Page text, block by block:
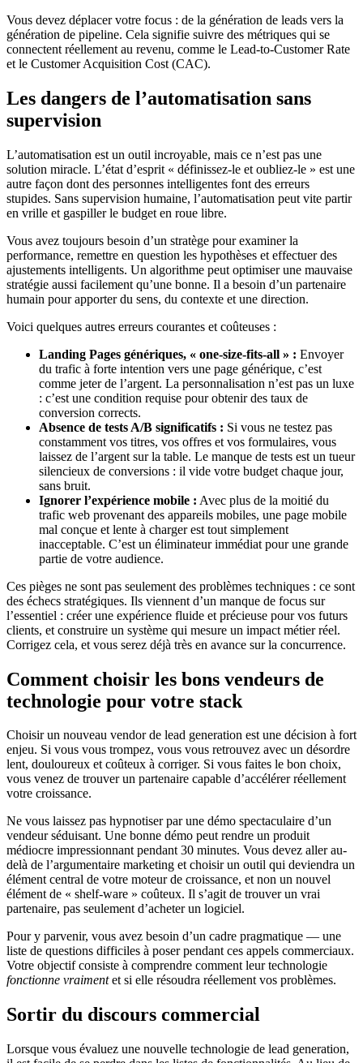
Vous devez déplacer votre focus : de la génération de leads vers la
génération de pipeline. Cela signifie suivre des métriques qui se
connectent réellement au revenu, comme le Lead-to-Customer Rate
et le Customer Acquisition Cost (CAC).
Les dangers de l’automatisation sans
supervision
L’automatisation est un outil incroyable, mais ce n’est pas une
solution miracle. L’état d’esprit « définissez-le et oubliez-le » est une
autre façon dont des personnes intelligentes font des erreurs
stupides. Sans supervision humaine, l’automatisation peut vite partir
en vrille et gaspiller le budget en roue libre.
Vous avez toujours besoin d’un stratège pour examiner la
performance, remettre en question les hypothèses et effectuer des
ajustements intelligents. Un algorithme peut optimiser une mauvaise
stratégie aussi facilement qu’une bonne. Il a besoin d’un partenaire
humain pour apporter du sens, du contexte et une direction.
Voici quelques autres erreurs courantes et coûteuses :
Landing Pages génériques, « one-size-fits-all » : Envoyer
du trafic à forte intention vers une page générique, c’est
comme jeter de l’argent. La personnalisation n’est pas un luxe
: c’est une condition requise pour obtenir des taux de
conversion corrects.
Absence de tests A/B significatifs : Si vous ne testez pas
constamment vos titres, vos offres et vos formulaires, vous
laissez de l’argent sur la table. Le manque de tests est un tueur
silencieux de conversions : il vide votre budget chaque jour,
sans bruit.
Ignorer l’expérience mobile : Avec plus de la moitié du
trafic web provenant des appareils mobiles, une page mobile
mal conçue et lente à charger est tout simplement
inacceptable. C’est un éliminateur immédiat pour une grande
partie de votre audience.
Ces pièges ne sont pas seulement des problèmes techniques : ce sont
des échecs stratégiques. Ils viennent d’un manque de focus sur
l’essentiel : créer une expérience fluide et précieuse pour vos futurs
clients, et construire un système qui mesure un impact métier réel.
Corrigez cela, et vous serez déjà très en avance sur la concurrence.
Comment choisir les bons vendeurs de
technologie pour votre stack
Choisir un nouveau vendor de lead generation est une décision à fort
enjeu. Si vous vous trompez, vous vous retrouvez avec un désordre
lent, douloureux et coûteux à corriger. Si vous faites le bon choix,
vous venez de trouver un partenaire capable d’accélérer réellement
votre croissance.
Ne vous laissez pas hypnotiser par une démo spectaculaire d’un
vendeur séduisant. Une bonne démo peut rendre un produit
médiocre impressionnant pendant 30 minutes. Vous devez aller au-
delà de l’argumentaire marketing et choisir un outil qui deviendra un
élément central de votre moteur de croissance, et non un nouvel
élément de « shelf-ware » coûteux. Il s’agit de trouver un vrai
partenaire, pas seulement d’acheter un logiciel.
Pour y parvenir, vous avez besoin d’un cadre pragmatique — une
liste de questions difficiles à poser pendant ces appels commerciaux.
Votre objectif consiste à comprendre comment leur technologie
fonctionne vraimentet si elle résoudra réellement vos problèmes.
Sortir du discours commercial
Lorsque vous évaluez une nouvelle technologie de lead generation,